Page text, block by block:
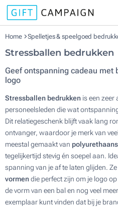
Home Spelletjes & speelgoed
Stressballen bedrukken
Geef ontspanning cadeau
logo
Stressballen bedrukken is een
personeelsleden die wat
Dit relatiegeschenk blijft vaak lang
ontvanger, waardoor je merk van
meestal gemaakt van
tegelijkertijd stevig én soepel aan.
spanning van je af te laten glijden.
vormendie perfect zijn om je logo
de vorm van een bal en nog veel
exemplaar kunt vinden dat bij je